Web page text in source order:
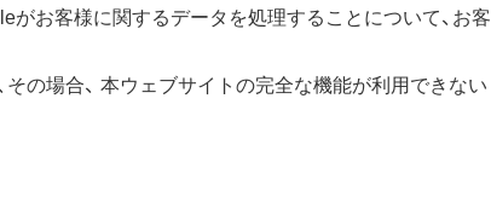
お客様に関するデータを処理することについて、お客
の場合、 本ウェブサイトの完全な機能が利用できない